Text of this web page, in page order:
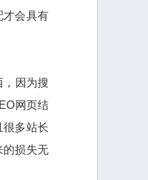
才会具有
因为搜
网页结
很多站长
的损失无